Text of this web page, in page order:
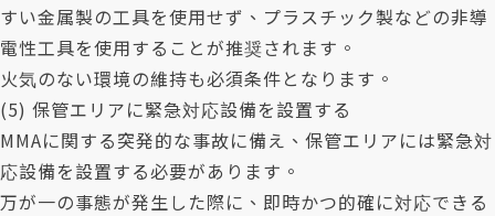
すい金属製の工具を使用せず、プラスチック製などの非導
電性工具を使用することが推奨されます。
火気のない環境の維持も必須条件となります。
(5) 保管エリアに緊急対応設備を設置する
MMAに関する突発的な事故に備え、保管エリアには緊急対
応設備を設置する必要があります。
万が一の事態が発生した際に、即時かつ的確に対応できる